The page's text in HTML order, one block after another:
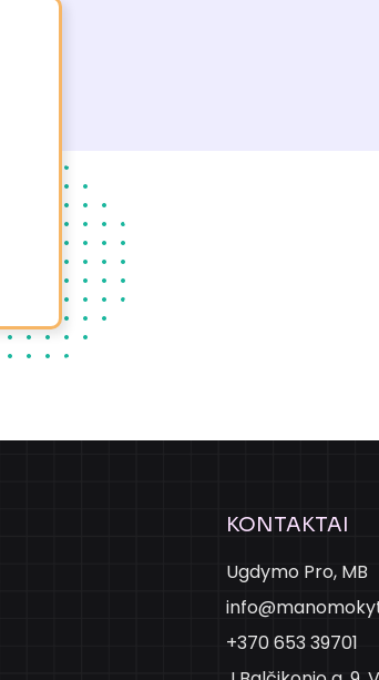
KONTAKTAI
Ugdymo Pro, MB
+370 653 39701